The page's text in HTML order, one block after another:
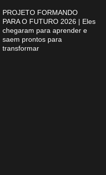
PROJETO FORMANDO
PARA O FUTURO 2026 | Eles
chegaram para aprender e
saem prontos para
transformar